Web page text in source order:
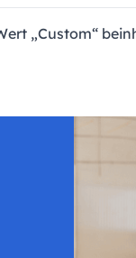
„Custom“